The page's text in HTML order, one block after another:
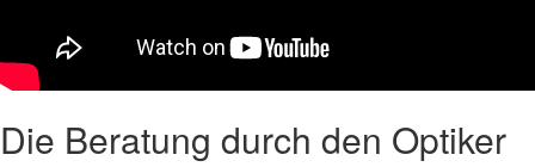
Die Beratung durch den Optiker